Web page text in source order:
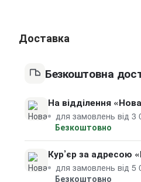
Доставка
Безкоштовна
На відділення
для замовлень від 3
Безкоштовно
Кур’єр за адресою
для замовлень від 5
Безкоштовно